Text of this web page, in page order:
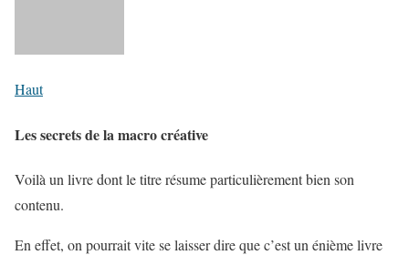
Haut
Les secrets de la macro créative
Voilà un livre dont le titre résume particulièrement bien son
contenu.
En effet, on pourrait vite se laisser dire que c’est un énième livre